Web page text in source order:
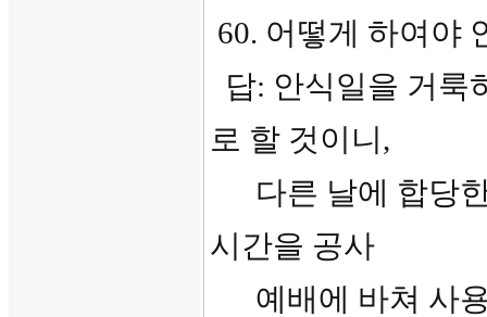
60. 어떻게 하여야
답: 안식일을 거룩
로 할 것이니,
다른 날에 합당한
시간을 공사
예배에 바쳐 사용